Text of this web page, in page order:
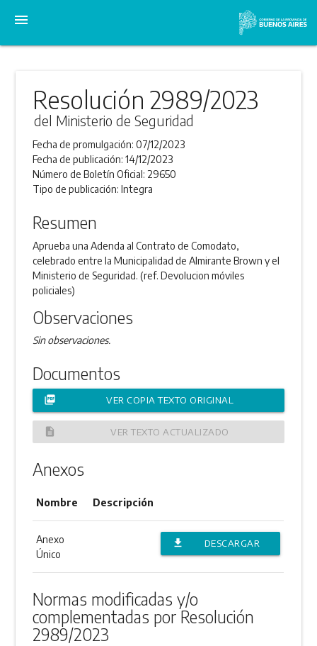
menu
Resolución 2989/2023
del Ministerio de Seguridad
Fecha de promulgación:07/12/2023
Fecha de publicación:14/12/2023
Número de Boletín Oficial: 29650
Tipo de publicación:Integra
Resumen
Aprueba una Adenda al Contrato de Comodato,
celebrado entre la Municipalidad de Almirante Brown y el
Ministerio de Seguridad. (ref. Devolucion móviles
policiales)
Observaciones
Sin observaciones.
Documentos
picture_as_pdf VER COPIA TEXTO ORIGINAL
description VER TEXTO ACTUALIZADO
Anexos
Nombre Descripción
Anexo
Único
file_download
DESCARGAR
Normas modificadas y/o
complementadas por Resolución
2989/2023